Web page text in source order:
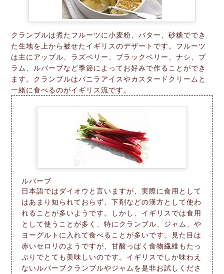
クランブルは煮たフルーツに小麦粉、バター、砂糖ででき
た生地を上から被せたイギリスのデザートです。フルーツ
は主にアップル、ラズベリー、ブラックベリー、ナシ、プ
ラム、ルバーブなど季節によってお好みで作ることができ
ます。クランブルはバニラアイスやカスタードクリームと
一緒に食べるのがイギリス流です。
ルバーブ
日本語ではダイオウと言いますが、実際に食用として
はあまり知られておらず、下剤などの漢方として使わ
れることが多いようです。しかし、イギリスでは食用
として使うことが多く、特にクランブル、ジャム、や
ヨーグルトに入れて食べることが多いです。見た目は
赤いセロリのようですが、甘酸っぱく食物繊維もたっ
ぷりでとても美味しいのです。イギリスでしか味わえ
ないルバーブクランブルやジャムを是非お試しくださ